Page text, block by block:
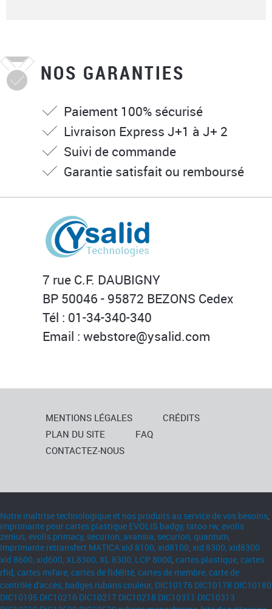
NOS GARANTIES
Paiement 100% sécurisé
Livraison Express J+1 à J+ 2
Suivi de commande
Garantie satisfait ou remboursé
7 rue C.F. DAUBIGNY
BP 50046 - 95872 BEZONS Cedex
Tél : 01-34-340-340
Email : webstore@ysalid.com
MENTIONS LÉGALES
CRÉDITS
PLAN DU SITE
FAQ
CONTACTEZ-NOUS
Notre maîtrise technologique et nos produits au service de vos besoins,
imprimante pour cartes plastique EVOLIS badgy, tatoo rw, evolis
zenius, evolis primacy, securion, avansia, securion, quantum,
imprimante retransfert MATICA xid 8100, xid8100, xid 8300, xid8300
xid 8600, xid600, XL8300, XL 8300, LCP 8000, cartes plastique, cartes
rfid, cartes mifare, cartes de fidélité, cartes de membre, carte de
contrôle d'accès, badges rubans couleur, DIC10176 DIC10178 DIC10180
DIC10195 DIC10216 DIC10217 DIC10218 DIC10311 DIC10313